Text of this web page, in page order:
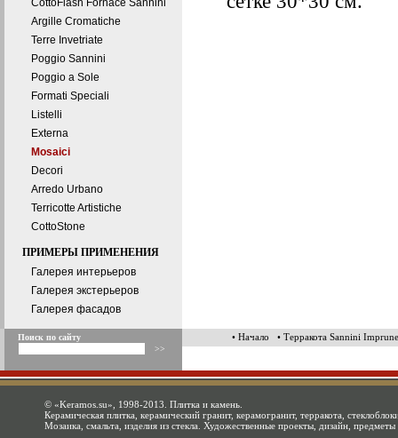
CottoFlash Fornace Sannini
Argille Cromatiche
Terre Invetriate
Poggio Sannini
Poggio a Sole
Formati Speciali
Listelli
Externa
Mosaici
Decori
Arredo Urbano
Terricotte Artistiche
CottoStone
ПРИМЕРЫ ПРИМЕНЕНИЯ
Галерея интерьеров
Галерея экстерьеров
Галерея фасадов
Поиск по сайту • Начало • Терракота Sannini
© «Keramos.su» , 1998-2013. Плитка и камень.
Керамическая плитка, керамический гранит, керамогранит, терракота,
Мозаика, смальта, изделия из стекла. Художественные проекты, дизайн, предметы